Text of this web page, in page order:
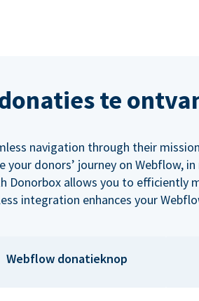
te
navigation through their
donors’ journey on Webflow,
Donorbox allows you to efficiently
integration enhances your
Webflow donatieknop